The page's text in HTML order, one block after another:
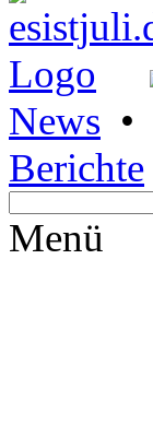
News •
Berichte
Menü